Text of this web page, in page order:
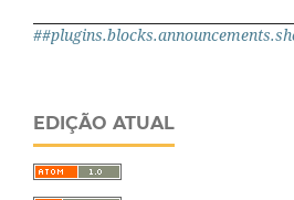
EDIÇÃO ATUAL